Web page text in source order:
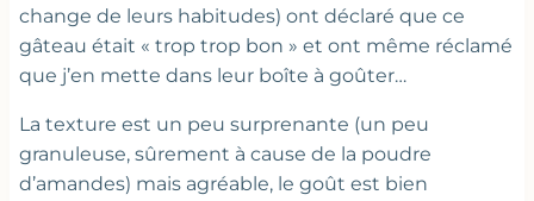
change de leurs habitudes) ont déclaré que ce
gâteau était « trop trop bon » et ont même réclamé
que j’en mette dans leur boîte à goûter…
La texture est un peu surprenante (un peu
granuleuse, sûrement à cause de la poudre
d’amandes) mais agréable, le goût est bien